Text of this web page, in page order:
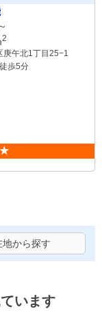
2
庚午北1丁目25−1
歩5分
地から探す
います